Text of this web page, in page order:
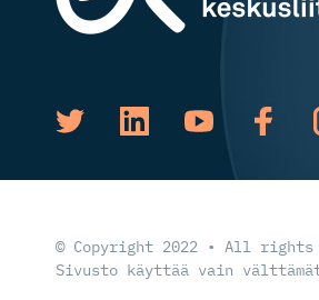
© Copyright 2022 • All rights
Sivusto käyttää vain